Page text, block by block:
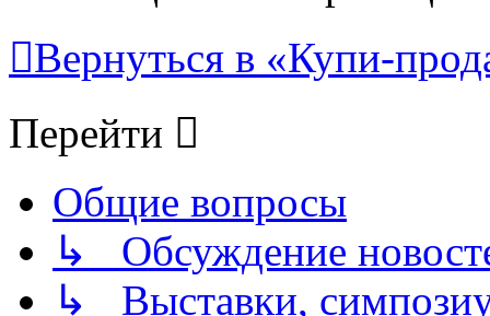
Вернуться в «Купи-
Перейти
Общие вопросы
↳ Обсуждение
↳ Выставки,